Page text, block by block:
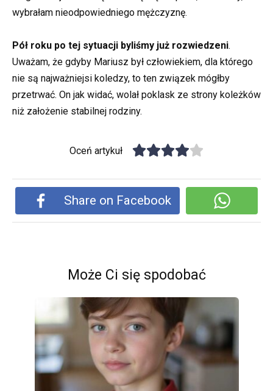
wybrałam nieodpowiedniego mężczyznę.
Pół roku po tej sytuacji byliśmy już rozwiedzeni.
Uważam, że gdyby Mariusz był człowiekiem, dla którego
nie są najważniejsi koledzy, to ten związek mógłby
przetrwać. On jak widać, wolał poklask ze strony koleżków
niż założenie stabilnej rodziny.
Oceń artykuł
Share on Facebook
Może Ci się spodobać